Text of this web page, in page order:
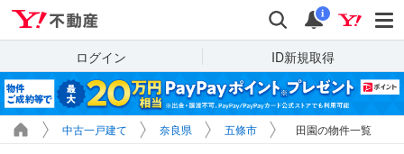
検索 通知
i
ログイン ID新規取得
中古一戸建て 奈良県 五條市 田園の物件一覧